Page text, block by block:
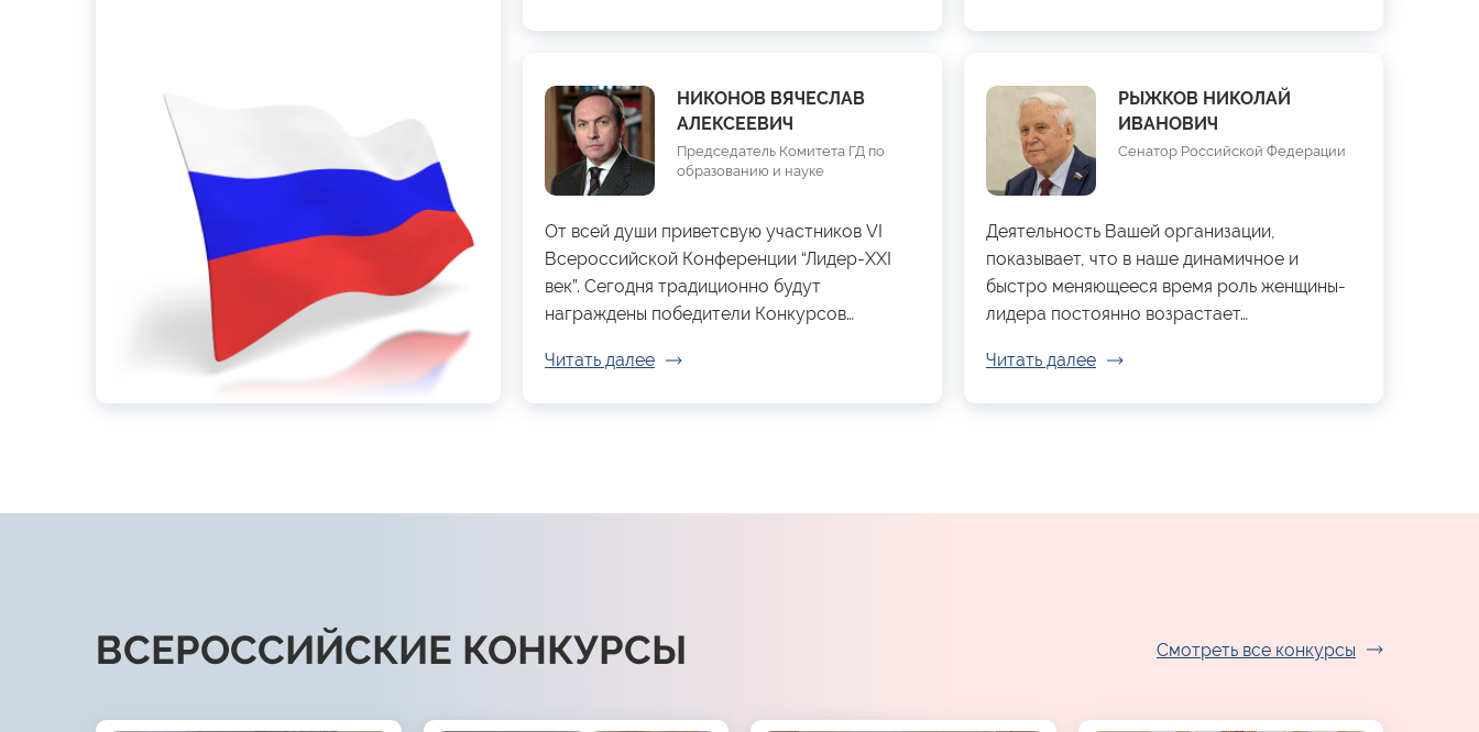
НИКОНОВ ВЯЧЕСЛАВ
АЛЕКСЕЕВИЧ
Председатель Комитета ГД по
образованию и науке
От всей души приветсвую участников VI
Всероссийской Конференции “Лидер-XXI
век”. Сегодня традиционно будут
награждены победители Конкурсов…
Читать далее
РЫЖКОВ НИКОЛАЙ
ИВАНОВИЧ
Сенатор Российской Федерации
Деятельность Вашей организации,
показывает, что в наше динамичное и
быстро меняющееся время роль женщины-
лидера постоянно возрастает…
Читать далее
ВСЕРОССИЙСКИЕ КОНКУРСЫ Смотреть все конкурсы